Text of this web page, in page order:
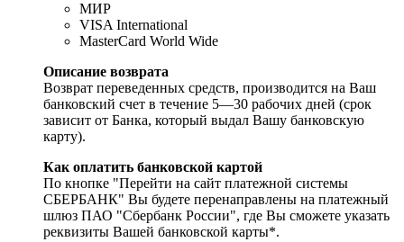
МИР
VISA International
MasterCard World Wide
Описание возврата
Возврат переведенных средств, производится на Ваш
банковский счет в течение 5—30 рабочих дней (срок
зависит от Банка, который выдал Вашу банковскую
карту).
Как оплатить банковской картой
По кнопке "Перейти на сайт платежной системы
СБЕРБАНК" Вы будете перенаправлены на платежный
шлюз ПАО "Сбербанк России", где Вы сможете указать
реквизиты Вашей банковской карты*.